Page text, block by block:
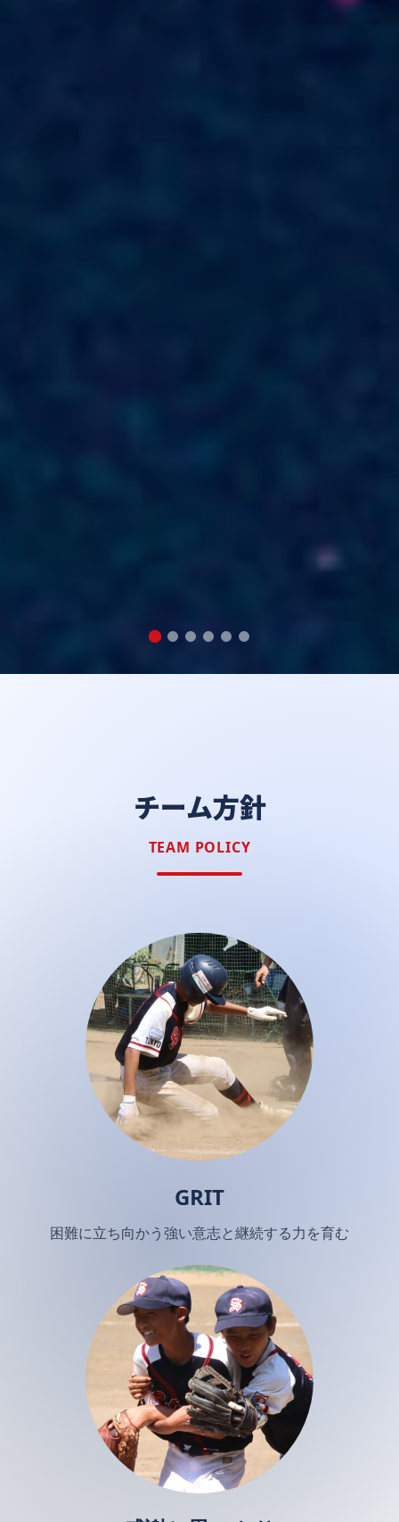
チーム方針
TEAM POLICY
GRIT
困難に立ち向かう強い意志と継続する力を育む